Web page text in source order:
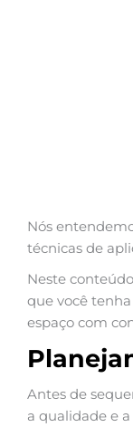
Nós
técnicas de
Neste
que você
espaço com
Antes de
a qualidade e